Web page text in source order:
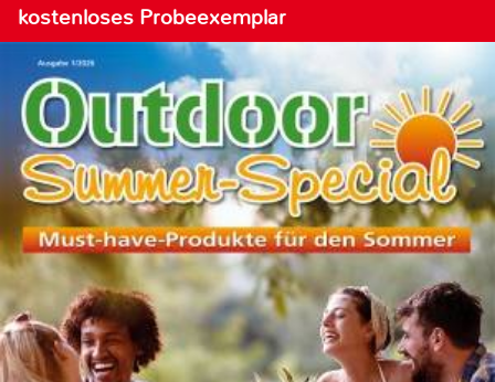
kostenloses Probeexemplar